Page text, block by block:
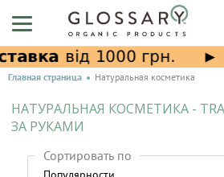
Главная страница Натуральная косметика
НАТУРАЛЬНАЯ КОСМЕТИКА -
ЗА РУКАМИ
Сортировать по